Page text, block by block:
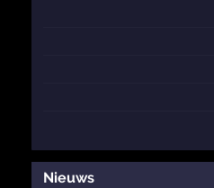
Nieuws